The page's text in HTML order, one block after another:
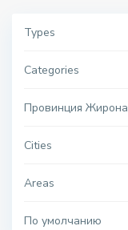
Types
Categories
Провинция Жирона
Cities
Areas
По умолчанию